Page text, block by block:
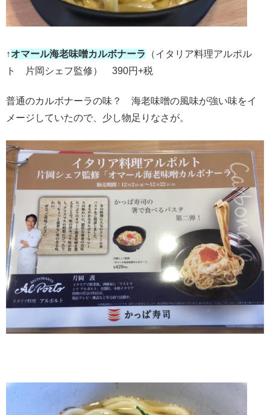
↑オマール海老味噌カルボナーラ
（イタリア料理アルポル
ト 片岡シェフ監修） 390円+税
普通のカルボナーラの味？ 海老味噌の風味が強い味をイ
メージしていたので、少し物足りなさが。